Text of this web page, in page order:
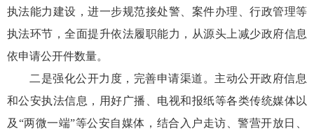
执法能力建设，进一步规范接处警、案件办理、行政管理等
执法环节，全面提升依法履职能力，从源头上减少政府信息
依申请公开件数量。
二是强化公开力度，完善申请渠道。主动公开政府信息
和公安执法信息，用好广播、电视和报纸等各类传统媒体以
及“两微一端”等公安自媒体，结合入户走访、警营开放日、